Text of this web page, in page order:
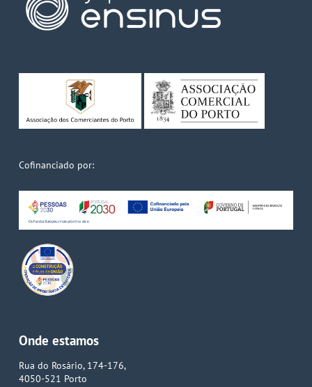
Cofinanciado por:
Onde estamos
Rua do Rosário, 174-176,
4050-521 Porto